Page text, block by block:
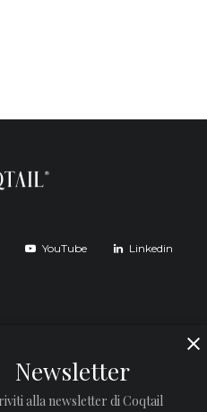
YouTube Linkedin
Newsletter
alla newsletter di Coqtail